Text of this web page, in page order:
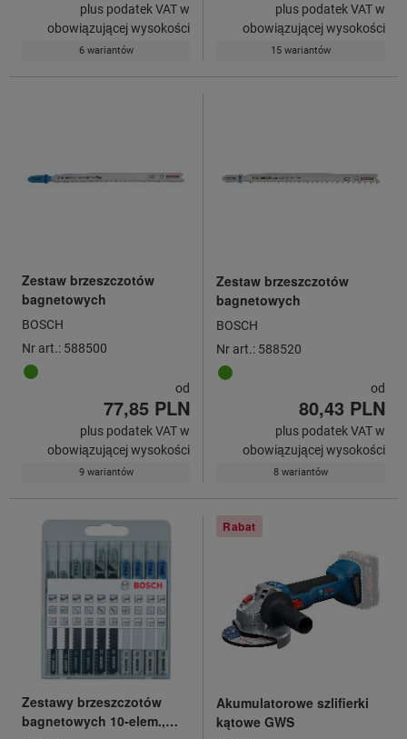
plus podatek VAT w
obowiązującej wysokości
6 wariantów
plus podatek VAT w
obowiązującej wysokości
15 wariantów
Zestaw brzeszczotów
bagnetowych
BOSCH
Nr art.: 588500
od
77,85 PLN
plus podatek VAT w
obowiązującej wysokości
9 wariantów
Zestaw brzeszczotów
bagnetowych
BOSCH
Nr art.: 588520
od
80,43 PLN
plus podatek VAT w
obowiązującej wysokości
8 wariantów
Zestawy brzeszczotów
bagnetowych 10-elem.,
Rabat
Akumulatorowe szlifierki
kątowe GWS